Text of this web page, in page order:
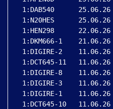
1:DAB540
1:N20HES
1:HEN298
1:DKM666-1
1:DIGIRE-2
1:DCT645-11
1:DIGIRE-8
1:DIGIRE-3
1:DIGIRE-1
1:DCT645-10